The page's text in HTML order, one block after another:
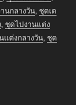
นกลางวัน, ชุดเด
, ชุดไปงานแต่ง
แต่งกลางวัน, ชุด